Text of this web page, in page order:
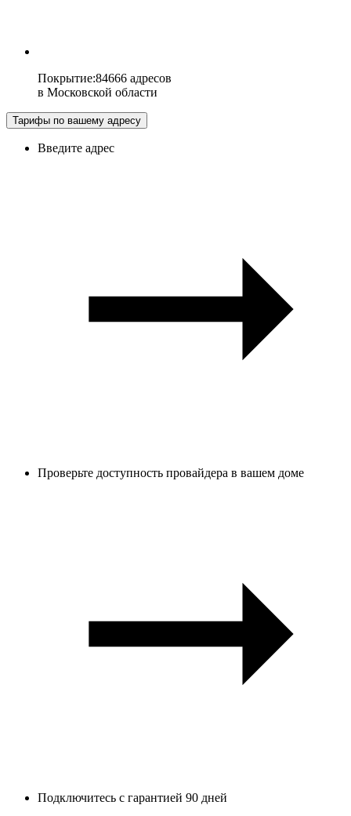
Покрытие:84666 адресов
в Московской области
Тарифы по вашему адресу
Введите адрес
Проверьте доступность провайдера в вашем доме
Подключитесь с гарантией 90 дней